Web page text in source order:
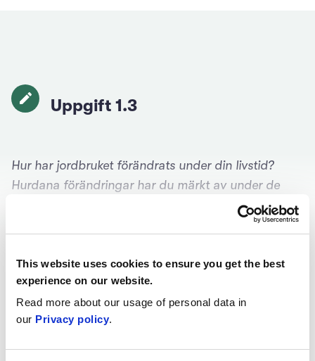
This website uses cookies to ensure you get the best
experience on our website.
Read more about our usage of personal data in
our Privacy policy.
Uppgift 1.3
Hur har jordbruket förändrats under din livstid?
Hurdana förändringar har du märkt av under de
Logga in